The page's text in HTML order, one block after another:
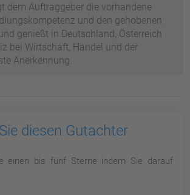
dem Auftraggeber die vorhandene
und den gehobenen
genießt in Deutschland, Österreich
bei Wirtschaft, Handel und der
Anerkennung.
diesen Gutachter
einen bis fünf Sterne indem Sie darauf